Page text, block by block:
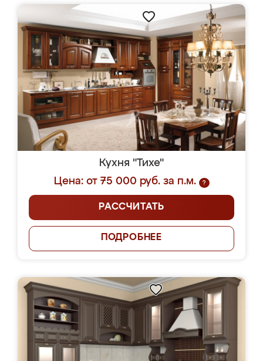
Кухня "Тихе"
Цена: от 75 000 руб. за п.м.
?
РАССЧИТАТЬ
ПОДРОБНЕЕ